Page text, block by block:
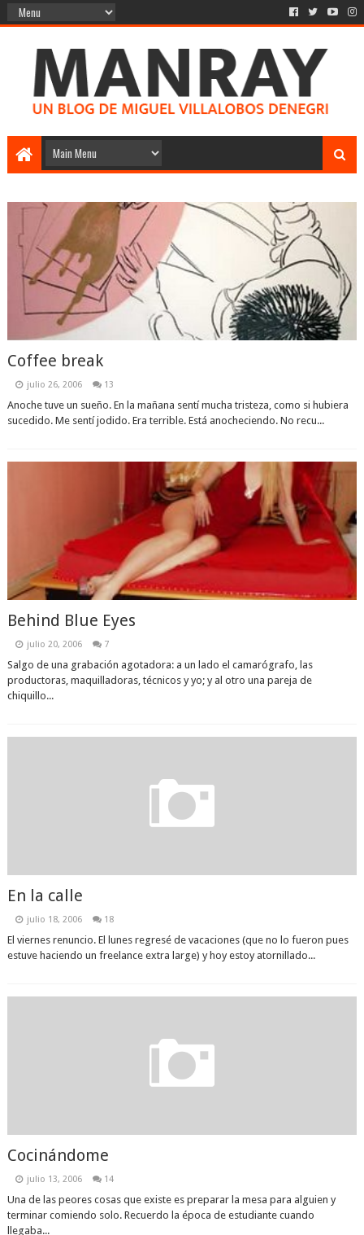
Coffee break
julio 26, 2006 13
Anoche tuve un sueño. En la mañana sentí mucha tristeza, como si hubiera
sucedido. Me sentí jodido. Era terrible. Está anocheciendo. No recu...
Behind Blue Eyes
julio 20, 2006 7
Salgo de una grabación agotadora: a un lado el camarógrafo, las
productoras, maquilladoras, técnicos y yo; y al otro una pareja de
chiquillo...
En la calle
julio 18, 2006 18
El viernes renuncio. El lunes regresé de vacaciones (que no lo fueron pues
estuve haciendo un freelance extra large) y hoy estoy atornillado...
Cocinándome
julio 13, 2006 14
Una de las peores cosas que existe es preparar la mesa para alguien y
terminar comiendo solo. Recuerdo la época de estudiante cuando
llegaba...